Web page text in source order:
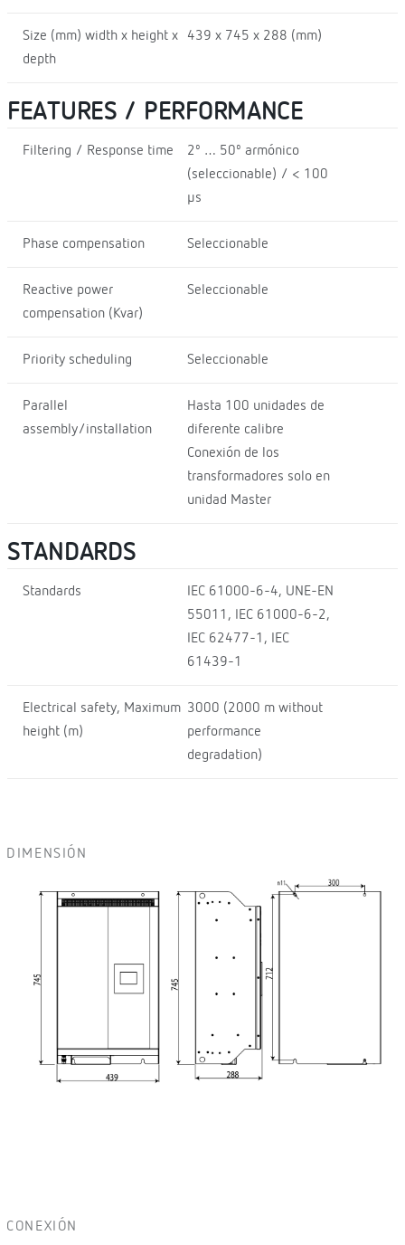
Size (mm) width x height x
depth
439 x 745 x 288 (mm)
FEATURES / PERFORMANCE
Filtering / Response time
2º … 50º armónico
(seleccionable) / < 100
µs
Phase compensation Seleccionable
Reactive power
compensation (Kvar)
Seleccionable
Priority scheduling Seleccionable
Parallel
assembly/installation
Hasta 100 unidades de
diferente calibre
Conexión de los
transformadores solo en
unidad Master
STANDARDS
Standards
IEC 61000-6-4, UNE-EN
55011, IEC 61000-6-2,
IEC 62477-1, IEC
61439-1
Electrical safety, Maximum
height (m)
3000 (2000 m without
performance
degradation)
DIMENSIÓN
CONEXIÓN